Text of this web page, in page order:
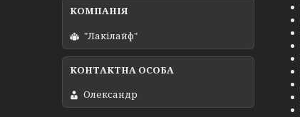
"Лакілайф"
Олександр